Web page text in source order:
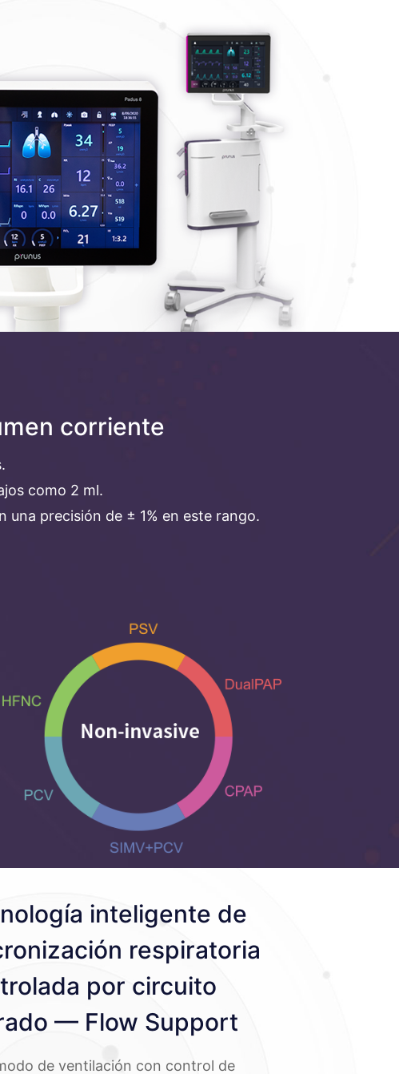
corriente
como 2 ml.
precisión de ± 1% en este rango.
inteligente de
respiratoria
por circuito
— Flow Support
de ventilación con control de